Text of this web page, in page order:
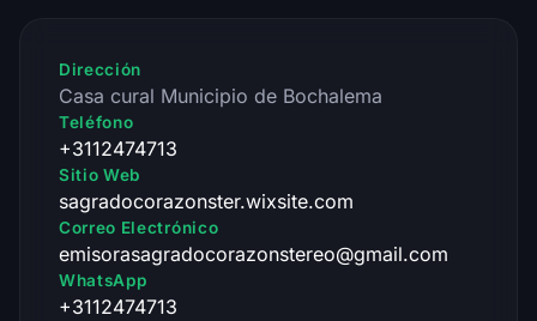
Dirección
Casa cural Municipio de Bochalema
Teléfono
+3112474713
Sitio Web
sagradocorazonster.wixsite.com
Correo Electrónico
emisorasagradocorazonstereo@gmail.com
WhatsApp
+3112474713